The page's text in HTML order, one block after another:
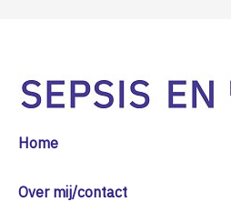
Home
Over mij/contact